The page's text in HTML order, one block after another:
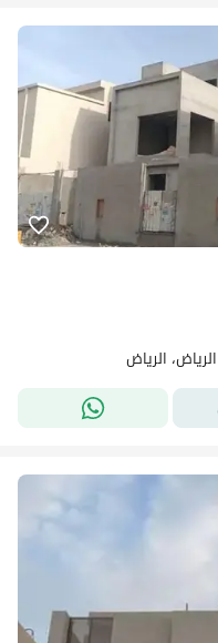
الرياض